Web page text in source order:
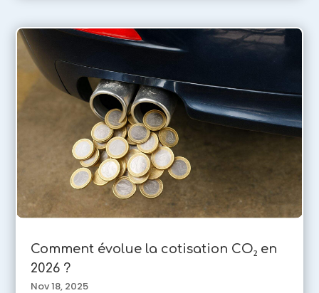
Comment évolue la cotisation CO₂ en
2026 ?
Nov 18, 2025